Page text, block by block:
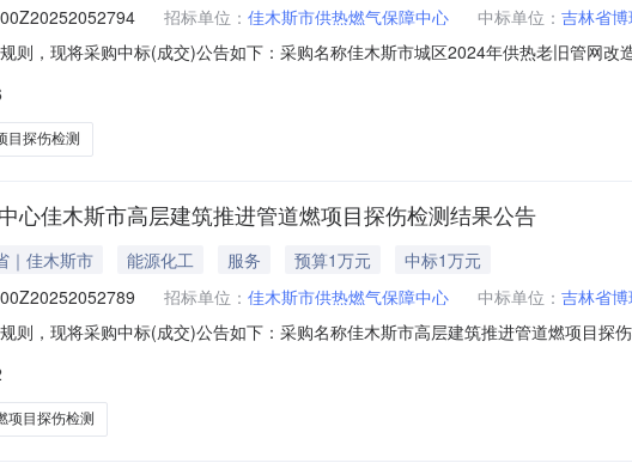
招标单位： 佳木斯市供热燃气保障中心 中标单位： 吉林省
则，现将采购中标(成交)公告如下：采购名称佳木斯市城区2024年供热老旧管网
率现成交吉林省博瑞检测有限公司中选2025-05-13400000.00%
目探伤检测
心佳木斯市高层建筑推进管道燃项目探伤检测结果公告
｜佳木斯市 能源化工 服务 预算1万元
中标1万元
招标单位： 佳木斯市供热燃气保障中心 中标单位： 吉林省
则，现将采购中标(成交)公告如下：采购名称佳木斯市高层建筑推进管道燃项目
博瑞检测有限公司中选2025-05-13100000.00%
项目探伤检测